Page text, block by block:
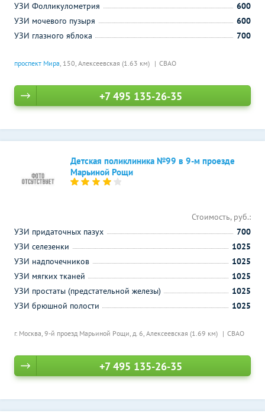
проспект Мира, 150, Алексеевская (1.63 км) СВАО
УЗИ Фолликулометрия
600
УЗИ мочевого пузыря
600
УЗИ глазного яблока
700
+7 495 135-26-35
Детская поликлиника №99 в 9-м проезде
Марьиной Рощи
г. Москва, 9-й проезд Марьиной Рощи, д. 6, Алексеевская (1.69 км) СВАО
Стоимость, руб.:
УЗИ придаточных пазух
700
УЗИ селезенки
1025
УЗИ надпочечников
1025
УЗИ мягких тканей
1025
УЗИ простаты (предстательной железы)
1025
УЗИ брюшной полости
1025
+7 495 135-26-35